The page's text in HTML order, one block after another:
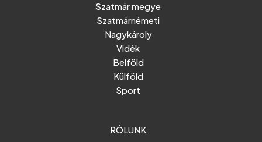
Szatmár megye
Szatmárnémeti
Nagykároly
Vidék
Belföld
Külföld
Sport
RÓLUNK